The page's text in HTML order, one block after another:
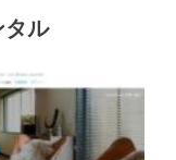
タル